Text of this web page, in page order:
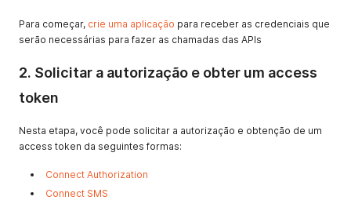
Para começar, crie uma aplicação para receber as credenciais que
serão necessárias para fazer as chamadas das APIs
2. Solicitar a autorização e obter um access
token
Nesta etapa, você pode solicitar a autorização e obtenção de um
access token da seguintes formas:
Connect Authorization
Connect SMS